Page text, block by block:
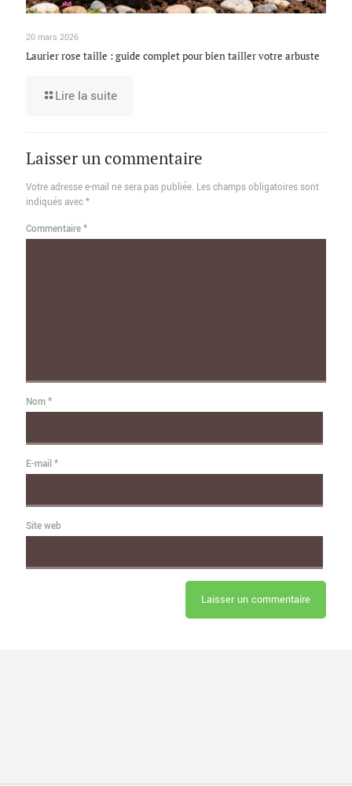
20 mars 2026
Laurier rose taille : guide complet pour bien tailler votre arbuste
Lire la suite
Laisser un commentaire
Votre adresse e-mail ne sera pas publiée. Les champs obligatoires sont
indiqués avec*
Commentaire*
Nom*
E-mail *
Site web